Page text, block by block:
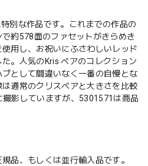
別な作品です。これまでの作品の
約578面のファセットがきらめき
用し、お祝いにふさわしいレッド
。人気のKris ベアのコレクション
として間違いなく一番の自慢とな
通常のクリスベアと大きさを比較
影していますが、5301571は商品
品、もしくは並行輸入品です。